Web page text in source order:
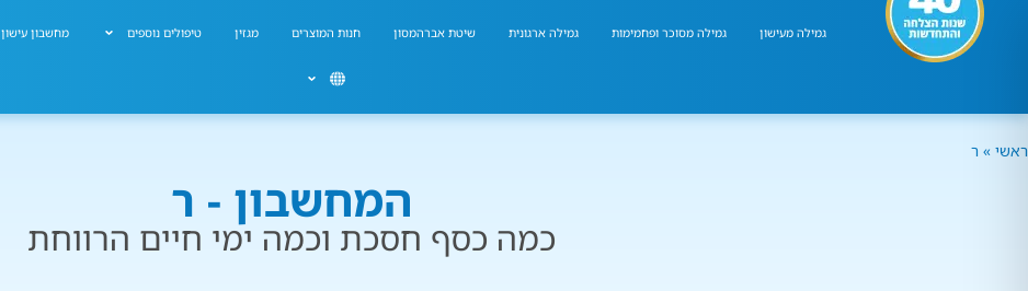
גמילה מעישון גמילה מסוכר ופחמימות גמילה ארגונית שיטת אברהמסון חנות המוצרים מגזין טיפולים נוספים מחשבון עישון
ראשי » ר
המחשבון - ר
כמה כסף חסכת וכמה ימי חיים הרווחת